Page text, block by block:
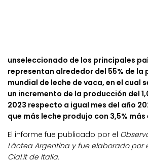
unseleccionado de los principales
representan alrededor del 55% de la
mundial de leche de vaca, en el cual
un incremento de la producción del
2023 respecto a igual mes del año
que más leche produjo con 3,5%
El informe fue publicado por el
Láctea Argentina y fue elaborado por
Clal.it de Italia.